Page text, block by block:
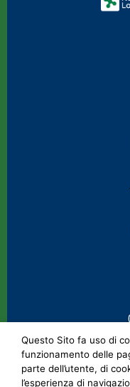
Questo Sito fa uso di
funzionamento delle
parte dell’utente, di
l’esperienza di